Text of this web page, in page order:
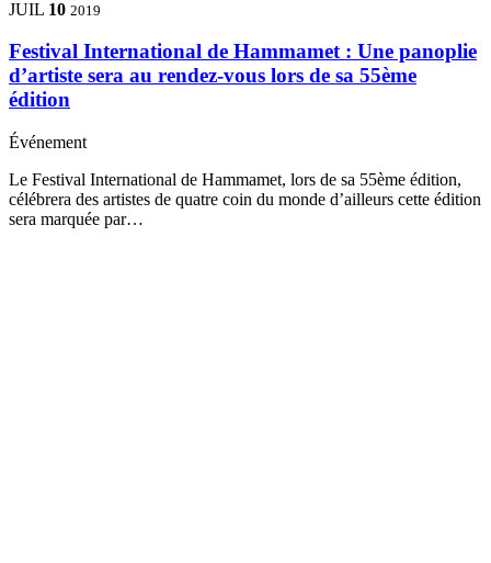
JUIL 10 2019
Festival International de Hammamet : Une panoplie
d’artiste sera au rendez-vous lors de sa 55ème
édition
Événement
Le Festival International de Hammamet, lors de sa 55ème édition,
célébrera des artistes de quatre coin du monde d’ailleurs cette édition
sera marquée par…